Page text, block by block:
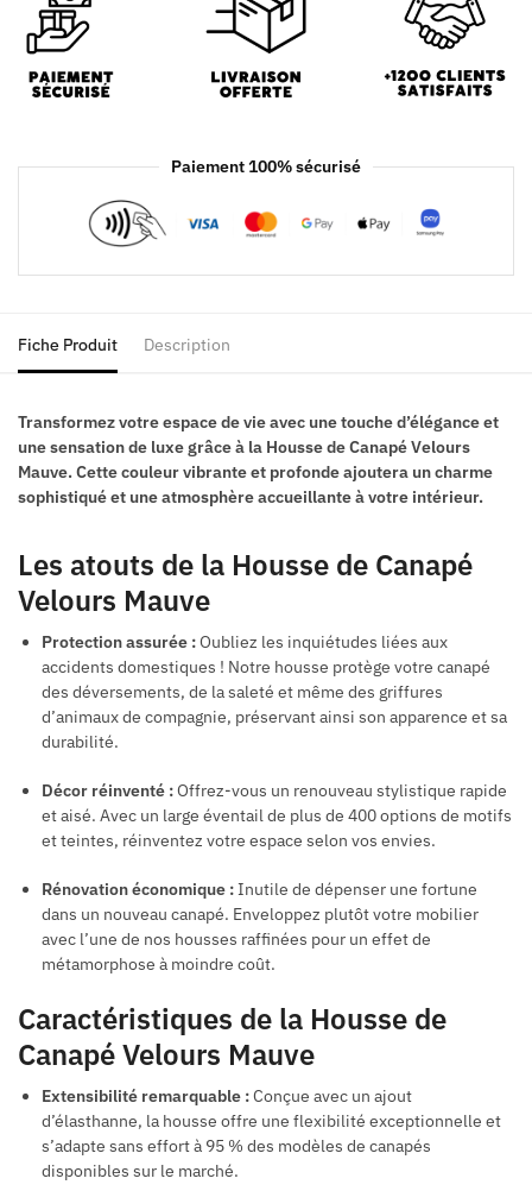
Paiement 100% sécurisé
Fiche Produit Description
Transformez votre espace de vie avec une touche d’élégance et
une sensation de luxe grâce à la Housse de Canapé Velours
Mauve. Cette couleur vibrante et profonde ajoutera un charme
sophistiqué et une atmosphère accueillante à votre intérieur.
Les atouts de la Housse de Canapé
Velours Mauve
Protection assurée :Oubliez les inquiétudes liées aux
accidents domestiques ! Notre housse protège votre canapé
des déversements, de la saleté et même des griffures
d’animaux de compagnie, préservant ainsi son apparence et sa
durabilité.
Décor réinventé :Offrez-vous un renouveau stylistique rapide
et aisé. Avec un large éventail de plus de 400 options de motifs
et teintes, réinventez votre espace selon vos envies.
Rénovation économique :Inutile de dépenser une fortune
dans un nouveau canapé. Enveloppez plutôt votre mobilier
avec l’une de nos housses raffinées pour un effet de
métamorphose à moindre coût.
Caractéristiques de la Housse de
Canapé Velours Mauve
Extensibilité remarquable :Conçue avec un ajout
d’élasthanne, la housse offre une flexibilité exceptionnelle et
s’adapte sans effort à 95 % des modèles de canapés
disponibles sur le marché.